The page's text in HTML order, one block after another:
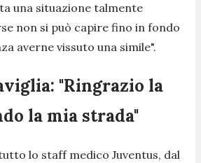
una situazione talmente
non si può capire fino in fondo
averne vissuto una simile".
"Ringrazio la
la mia strada"
lo staff medico Juventus, dal